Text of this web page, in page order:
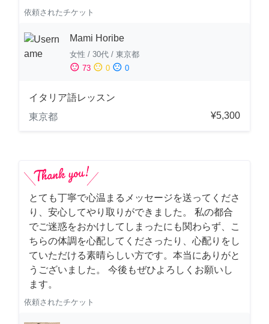
依頼されたチケット
Mami Horibe
女性 / 30代 / 東京都
sentiment_satisfied 73 sentiment_neutral 0 sentiment_dissatisfied 0
イタリア語レッスン
東京都
¥5,300
とても丁寧で心温まるメッセージを送ってくださ
り、安心してやり取りができました。 私の都合
でご迷惑をおかけしてしまったにも関わらず、こ
ちらの体調を心配してくださったり、心配りをし
ていただける素晴らしい方です。本当にありがと
うございました。 今後もぜひよろしくお願いし
ます。
依頼されたチケット